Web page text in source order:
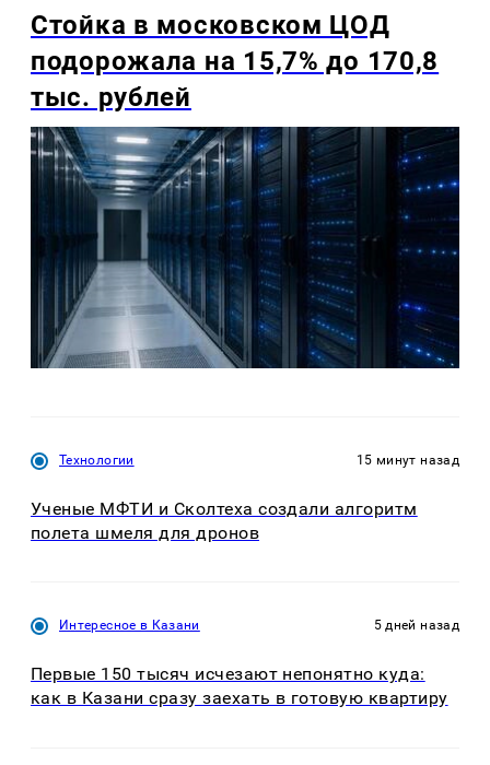
Стойка в московском ЦОД
подорожала на 15,7% до 170,8
тыс. рублей
Технологии 15 минут назад
Ученые МФТИ и Сколтеха создали алгоритм
полета шмеля для дронов
Интересное в Казани 5 дней назад
Первые 150 тысяч исчезают непонятно куда:
как в Казани сразу заехать в готовую квартиру